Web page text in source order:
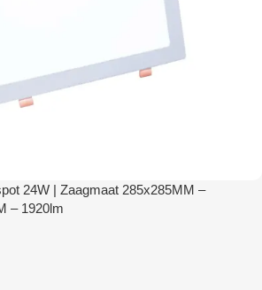
24W | Zaagmaat 285x285MM –
– 1920lm